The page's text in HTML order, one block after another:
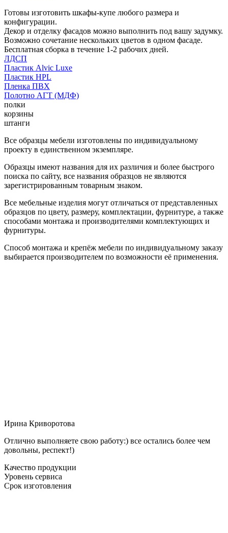
Готовы изготовить шкафы-купе любого размера и
конфигурации.
Декор и отделку фасадов можно выполнить под вашу задумку.
Возможно сочетание нескольких цветов в одном фасаде.
Бесплатная сборка в течение 1-2 рабочих дней.
ЛДСП
Пластик Alvic Luxe
Пластик HPL
Пленка ПВХ
Полотно АГТ (МДФ)
полки
корзины
штанги
Все образцы мебели изготовлены по индивидуальному
проекту в единственном экземпляре.
Образцы имеют названия для их различия и более быстрого
поиска по сайту, все названия образцов не являются
зарегистрированным товарным знаком.
Все мебельные изделия могут отличаться от представленных
образцов по цвету, размеру, комплектации, фурнитуре, а также
способами монтажа и производителями комплектующих и
фурнитуры.
Способ монтажа и крепёж мебели по индивидуальному заказу
выбирается производителем по возможности её применения.
Ирина Криворотова
Отлично выполняете свою работу:) все остались более чем
довольны, респект!)
Качество продукции
Уровень сервиса
Срок изготовления